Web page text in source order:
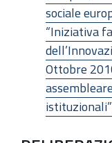
sociale
“Iniziativa
Ottobre